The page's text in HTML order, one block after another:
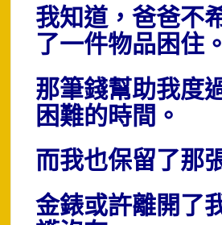
我知道，爸爸不
了一件物品困住。
那筆錢幫助我度
困難的時間。
而我也保留了那
金錶或許離開了